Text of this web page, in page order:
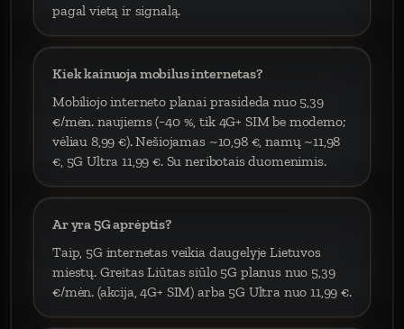
pagal vietą ir signalą.
Kiek kainuoja mobilus internetas?
Mobiliojo interneto planai prasideda nuo 5,39
€/mėn. naujiems (−40 %, tik 4G+ SIM be modemo;
vėliau 8,99 €). Nešiojamas ~10,98 €, namų ~11,98
€, 5G Ultra 11,99 €. Su neribotais duomenimis.
Ar yra 5G aprėptis?
Taip, 5G internetas veikia daugelyje Lietuvos
miestų. Greitas Liūtas siūlo 5G planus nuo 5,39
€/mėn. (akcija, 4G+ SIM) arba 5G Ultra nuo 11,99 €.